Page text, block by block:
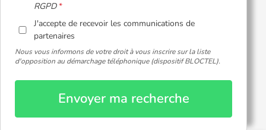
RGPD
J'accepte de recevoir les communications de
partenaires
Nous vous informons de votre droit à vous inscrire sur la liste
d'opposition au démarchage téléphonique (dispositif BLOCTEL).
Envoyer ma recherche